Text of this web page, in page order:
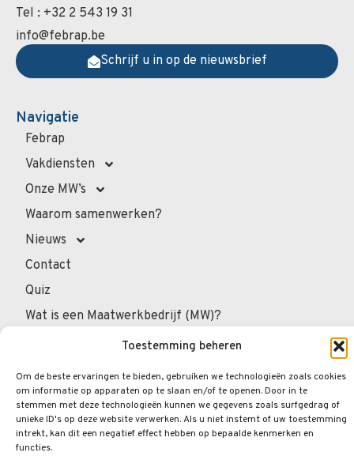
Toestemming beheren
Om de beste ervaringen te bieden, gebruiken we technologieën zoals cookies
om informatie op apparaten op te slaan en/of te openen. Door in te
stemmen met deze technologieën kunnen we gegevens zoals surfgedrag of
unieke ID's op deze website verwerken. Als u niet instemt of uw toestemming
intrekt, kan dit een negatief effect hebben op bepaalde kenmerken en
functies.
Navigatie
Febrap
Vakdiensten
Onze MW’s
Waarom samenwerken?
Nieuws
Contact
Quiz
Wat is een Maatwerkbedrijf (MW)?
Voor overheidsadministratie
Voor privépersonen
Veelgestelde vragen
Tel : +32 2 543 19 31
info@febrap.be
Schrijf u in op de nieuwsbrief